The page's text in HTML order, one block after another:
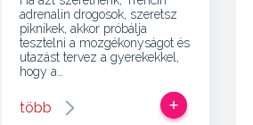
adrenalin drogosok, szeretsz
piknikek, akkor próbálja
tesztelni a mozgékonyságot és
utazást tervez a gyerekekkel,
hogy a…
több